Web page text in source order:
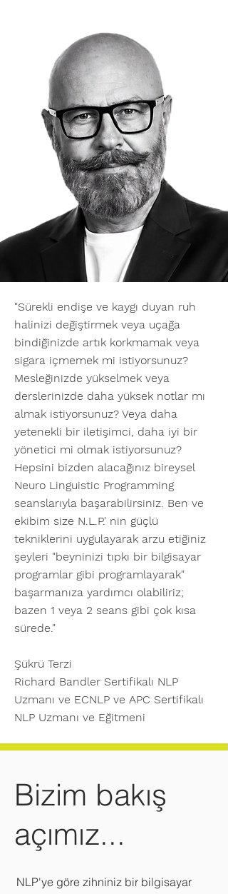
"Sürekli endişe ve kaygı duyan ruh
halinizi değiştirmek veya uçağa
bindiğinizde artık korkmamak veya
sigara içmemek mi istiyorsunuz?
Mesleğinizde yükselmek veya
derslerinizde daha yüksek notlar mı
almak istiyorsunuz? Veya daha
yetenekli bir iletişimci, daha iyi bir
yönetici mi olmak istiyorsunuz?
Hepsini bizden alacağınız bireysel
Neuro Linguistic Programming
seanslarıyla başarabilirsiniz. Ben ve
ekibim size N.L.P.' nin güçlü
tekniklerini uygulayarak arzu etiğiniz
şeyleri "beyninizi tıpkı bir bilgisayar
programlar gibi programlayarak"
başarmanıza yardımcı olabiliriz;
bazen 1 veya 2 seans gibi çok kısa
sürede."
Şükrü Terzi
Richard Bandler Sertifikalı NLP
Uzmanı ve ECNLP ve APC Sertifikalı
NLP Uzmanı ve Eğitmeni
Bizim bakış
açımız...
NLP'ye göre zihniniz bir bilgisayar